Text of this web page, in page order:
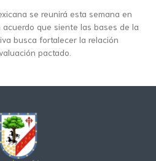
se reunirá esta semana en
que siente las bases de la
busca fortalecer la relación
pactado.